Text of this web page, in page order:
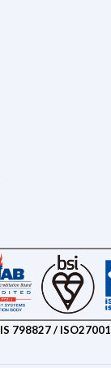
IS 798827 / ISO27001